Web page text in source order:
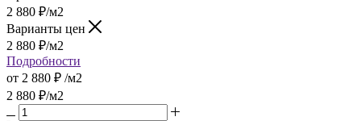
2 880 ₽/м2
Варианты цен
2 880 ₽/м2
Подробности
от 2 880 ₽ /м2
2 880 ₽/м2